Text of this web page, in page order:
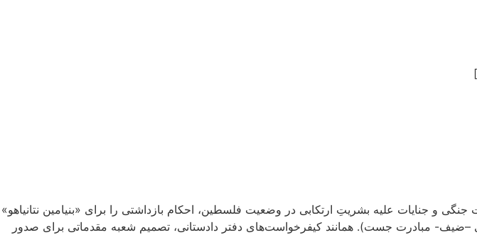
و جنایات علیه بشریتِ ارتکابی در وضعیت فلسطین، احکام بازداشتی را برای «بنیامین نتانیاهو»
–ضیف- مبادرت جست). همانند کیفرخواست‌های دفتر دادستانی، تصمیم شعبه مقدماتی برای صدور